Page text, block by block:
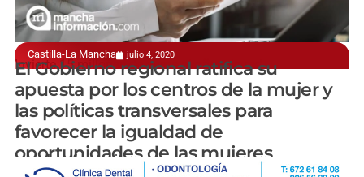
Castilla-La Mancha julio 4, 2020
Invierte 15 millones de euros al año a la red
El Gobierno regional ratifica su
apuesta por los centros de la mujer y
las políticas transversales para
favorecer la igualdad de
oportunidades de las mujeres
manchainformacion.com